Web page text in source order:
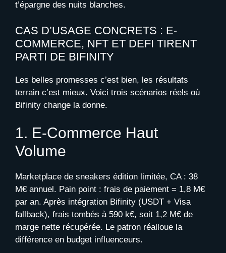
t’épargne des nuits blanches.
CAS D’USAGE CONCRETS : E-
COMMERCE, NFT ET DEFI TIRENT
PARTI DE BIFINITY
Les belles promesses c’est bien, les résultats
terrain c’est mieux. Voici trois scénarios réels où
Bifinity change la donne.
1. E-Commerce Haut
Volume
Marketplace de sneakers édition limitée, CA : 38
M€ annuel. Pain point : frais de paiement = 1,8 M€
par an. Après intégration Bifinity (USDT + Visa
fallback), frais tombés à 590 k€, soit 1,2 M€ de
marge nette récupérée. Le patron réalloue la
différence en budget influenceurs.